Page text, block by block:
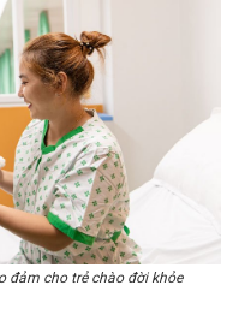
đảm cho trẻ chào đời khỏe